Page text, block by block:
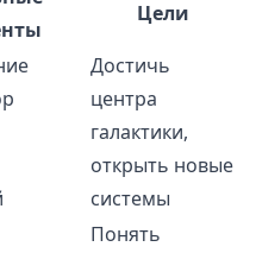
Цели
Достичь
центра
галактики,
открыть новые
системы
Понять